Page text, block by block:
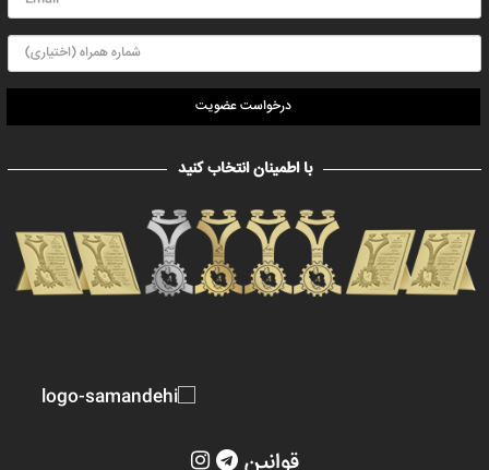
درخواست عضویت
با اطمینان انتخاب کنید
قوانین